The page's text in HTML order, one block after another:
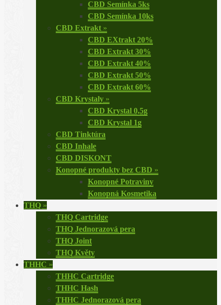
CBD Semínka 5ks
CBD Semínka 10ks
CBD Extrakt »
CBD EXtrakt 20%
CBD Extrakt 30%
CBD Extrakt 40%
CBD Extrakt 50%
CBD Extrakt 60%
CBD Krystaly »
CBD Krystal 0,5g
CBD Krystal 1g
CBD Tinktúra
CBD Inhale
CBD DISKONT
Konopné produkty bez CBD »
Konopné Potraviny
Konopná Kosmetika
THQ »
THQ Cartridge
THQ Jednorazová pera
THQ Joint
THQ Květy
THHC »
THHC Cartridge
THHC Hash
THHC Jednorazová pera